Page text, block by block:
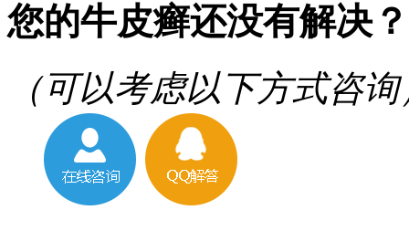
您的牛皮癣还没有解决？
（可以考虑以下方式咨询